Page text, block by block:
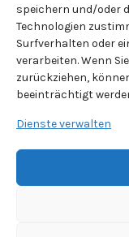
speichern und/oder
Technologien
Surfverhalten oder
verarbeiten. Wenn
zurückziehen,
beeinträchtigt
Dienste verwalten
Pippelweg 71
38118
Telefon:0531 / 820
E-Mail Adresse: